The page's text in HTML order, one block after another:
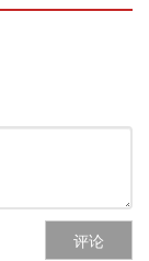
评论